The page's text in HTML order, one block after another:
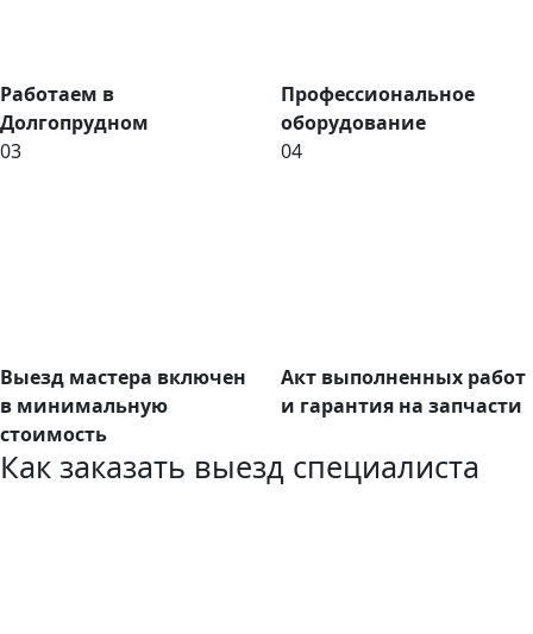
Работаем в
Долгопрудном
Профессиональное
оборудование
03
Выезд мастера включен
в минимальную
стоимость
04
Акт выполненных работ
и гарантия на запчасти
Как заказать выезд специалиста